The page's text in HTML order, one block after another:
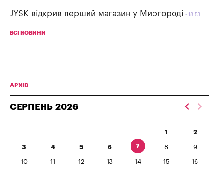
JYSK відкрив перший магазин у Миргороді 18:53
ВСІ НОВИНИ
АРХІВ
СЕРПЕНЬ 2026
1 2
3 4 5 6 7 8 9
10 11 12 13 14 15 16